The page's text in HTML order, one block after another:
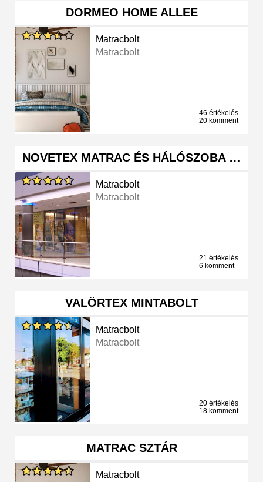
DORMEO HOME ALLEE
Matracbolt
Matracbolt
46 értékelés
20 komment
NOVETEX MATRAC ÉS HÁLÓSZOBA …
Matracbolt
Matracbolt
21 értékelés
6 komment
VALÖRTEX MINTABOLT
Matracbolt
Matracbolt
20 értékelés
18 komment
MATRAC SZTÁR
Matracbolt